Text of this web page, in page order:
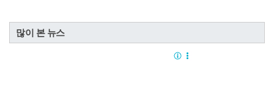
많이 본 뉴스